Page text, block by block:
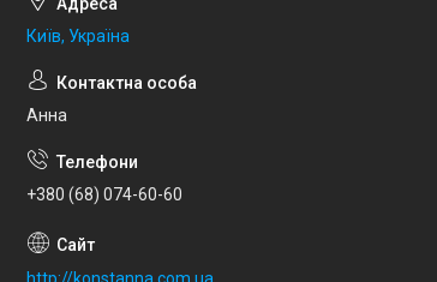
Київ, Україна
Анна
+380 (68) 074-60-60
http://konstanna.com.ua